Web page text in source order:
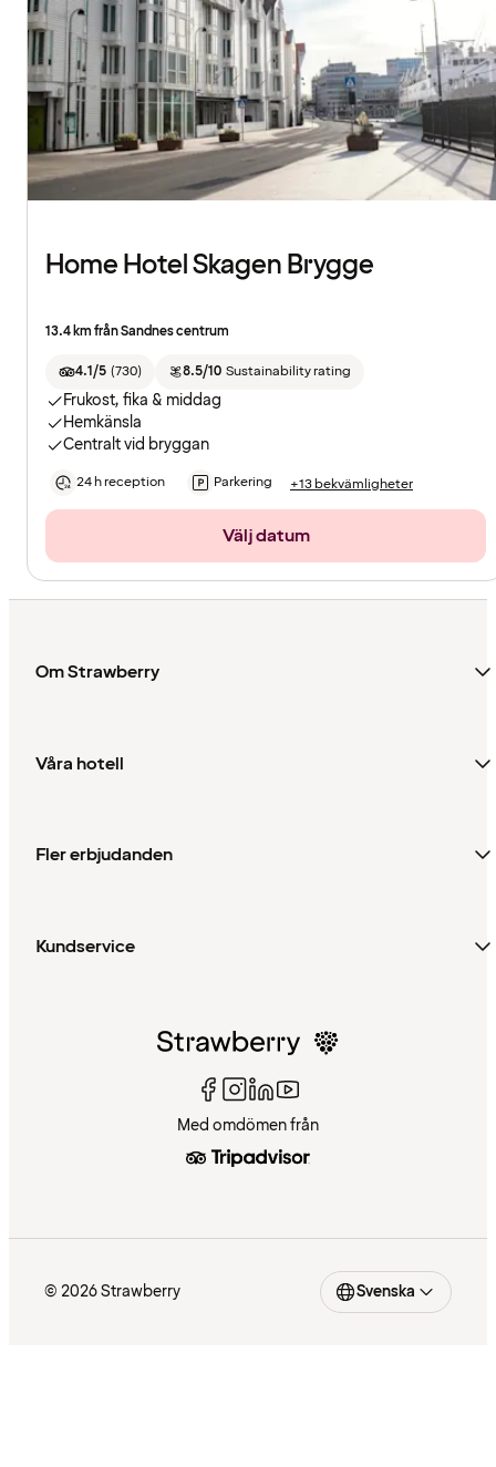
Home Hotel Skagen Brygge
13.4 km från Sandnes centrum
4.1/5 (730) 8.5/10 Sustainability rating
Frukost, fika & middag
Hemkänsla
Centralt vid bryggan
24 h reception Parkering +13 bekvämligheter
Välj datum
Om Strawberry
Våra hotell
Fler erbjudanden
Kundservice
Med omdömen från
© 2026 Strawberry Svenska